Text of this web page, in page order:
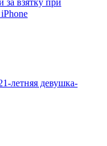
взятку при
летняя девушка-